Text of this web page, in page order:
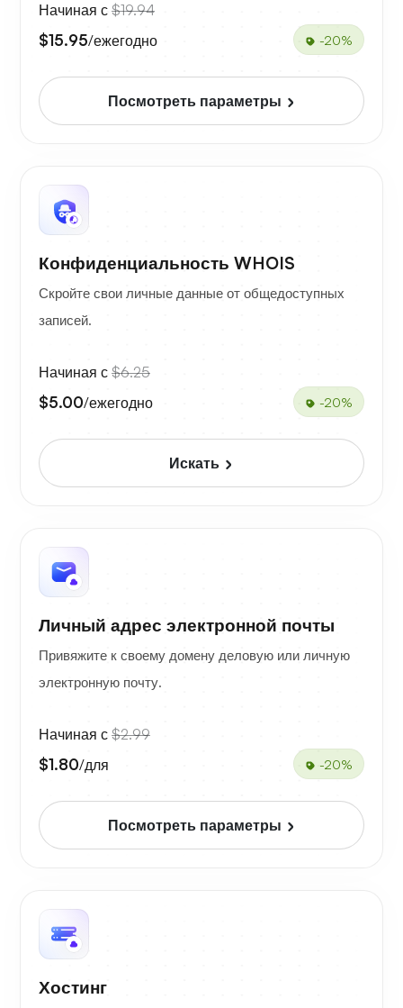
Начиная с $19.94
$15.95/ежегодно -20%
Посмотреть параметры
Конфиденциальность WHOIS
Скройте свои личные данные от общедоступных
записей.
Начиная с $6.25
$5.00/ежегодно -20%
Искать
Личный адрес электронной почты
Привяжите к своему домену деловую или личную
электронную почту.
Начиная с $2.99
$1.80/для -20%
Посмотреть параметры
Хостинг